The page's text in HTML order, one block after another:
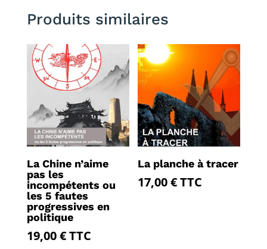
Produits similaires
La Chine n’aime
pas les
incompétents ou
les 5 fautes
progressives en
politique
19,00€TTC
La planche à tracer
17,00€TTC